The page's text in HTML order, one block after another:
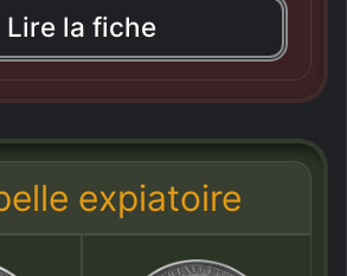
Lire la fiche
expiatoire